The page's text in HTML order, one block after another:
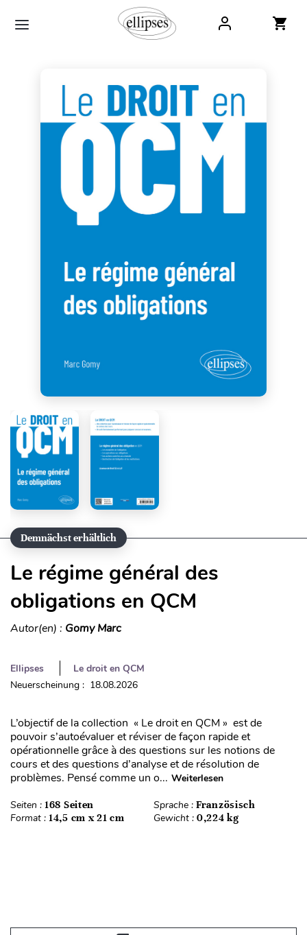
Demnächst erhältlich
Le régime général des
obligations en QCM
Autor(en) : Gomy Marc
Ellipses
Le droit en QCM
Neuerscheinung : 18.08.2026
L’objectif de la collection « Le droit en QCM » est de
pouvoir s’autoévaluer et réviser de façon rapide et
opérationnelle grâce à des questions sur les notions de
cours et des questions d’analyse et de résolution de
problèmes. Pensé comme un o... Weiterlesen
Seiten : 168 Seiten Sprache : Französisch
Format : 14,5 cm x 21 cm Gewicht : 0,224 kg